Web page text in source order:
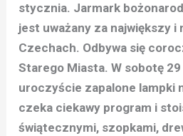
stycznia. Jarmark
jest uważany za największy i
Czechach. Odbywa się
Starego Miasta. W sobotę
uroczyście zapalone lampki
czeka ciekawy program i
świątecznymi, szopkami,